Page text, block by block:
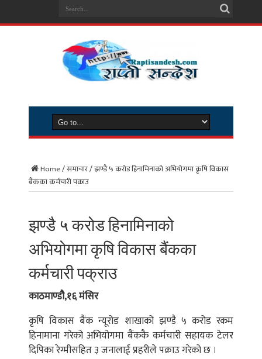
Home/समाचार/झण्डै ५ करोड हिनामिनाको अभियोगमा कृषि विकास
बैंकका कर्मचारी पक्राउ
झण्डै ५ करोड हिनामिनाको
अभियोगमा कृषि विकास बैंकका
कर्मचारी पक्राउ
काठमाण्डौ,१६ मंसिर
कृषि विकास बैंक न्यूरोड शाखाको झण्डै ५ करोड रकम
हिनामाना गरेको अभियोगमा बैंककै कर्मचारी सहायक टेलर
दिपिका रेग्मीसहित ३ जनालाई प्रहरीले पक्राउ गरेको छ ।